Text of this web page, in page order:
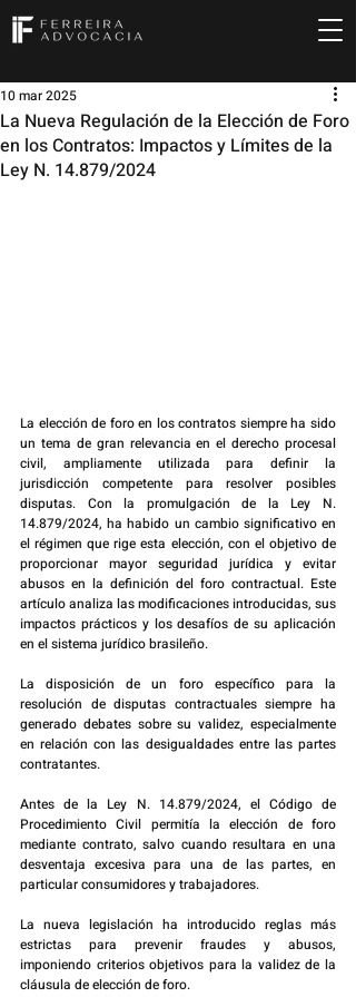
La Nueva Regulación de la Elección de Foro
en los Contratos: Impactos y Límites de la
Ley N. 14.879/2024
10 mar 2025
La elección de foro en los contratos siempre ha sido
un tema de gran relevancia en el derecho procesal
civil, ampliamente utilizada para definir la
jurisdicción competente para resolver posibles
disputas. Con la promulgación de la Ley N.
14.879/2024, ha habido un cambio significativo en
el régimen que rige esta elección, con el objetivo de
proporcionar mayor seguridad jurídica y evitar
abusos en la definición del foro contractual. Este
artículo analiza las modificaciones introducidas, sus
impactos prácticos y los desafíos de su aplicación
en el sistema jurídico brasileño.
La disposición de un foro específico para la
resolución de disputas contractuales siempre ha
generado debates sobre su validez, especialmente
en relación con las desigualdades entre las partes
contratantes.
Antes de la Ley N. 14.879/2024, el Código de
Procedimiento Civil permitía la elección de foro
mediante contrato, salvo cuando resultara en una
desventaja excesiva para una de las partes, en
particular consumidores y trabajadores.
La nueva legislación ha introducido reglas más
estrictas para prevenir fraudes y abusos,
imponiendo criterios objetivos para la validez de la
cláusula de elección de foro.